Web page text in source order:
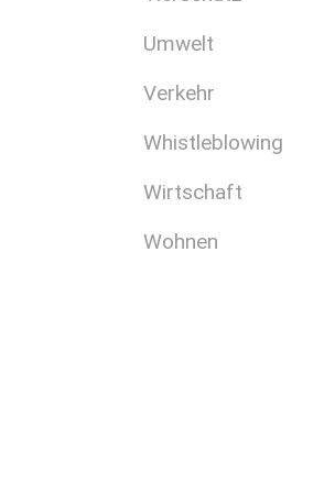
Umwelt
Verkehr
Whistleblowing
Wirtschaft
Wohnen